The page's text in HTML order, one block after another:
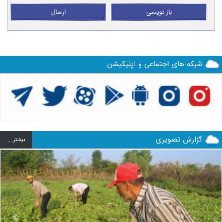
ارسال باز نویسی
شبکه های اجتماعی و اپلیکیشن
گزارش تصویری بيشتر ...